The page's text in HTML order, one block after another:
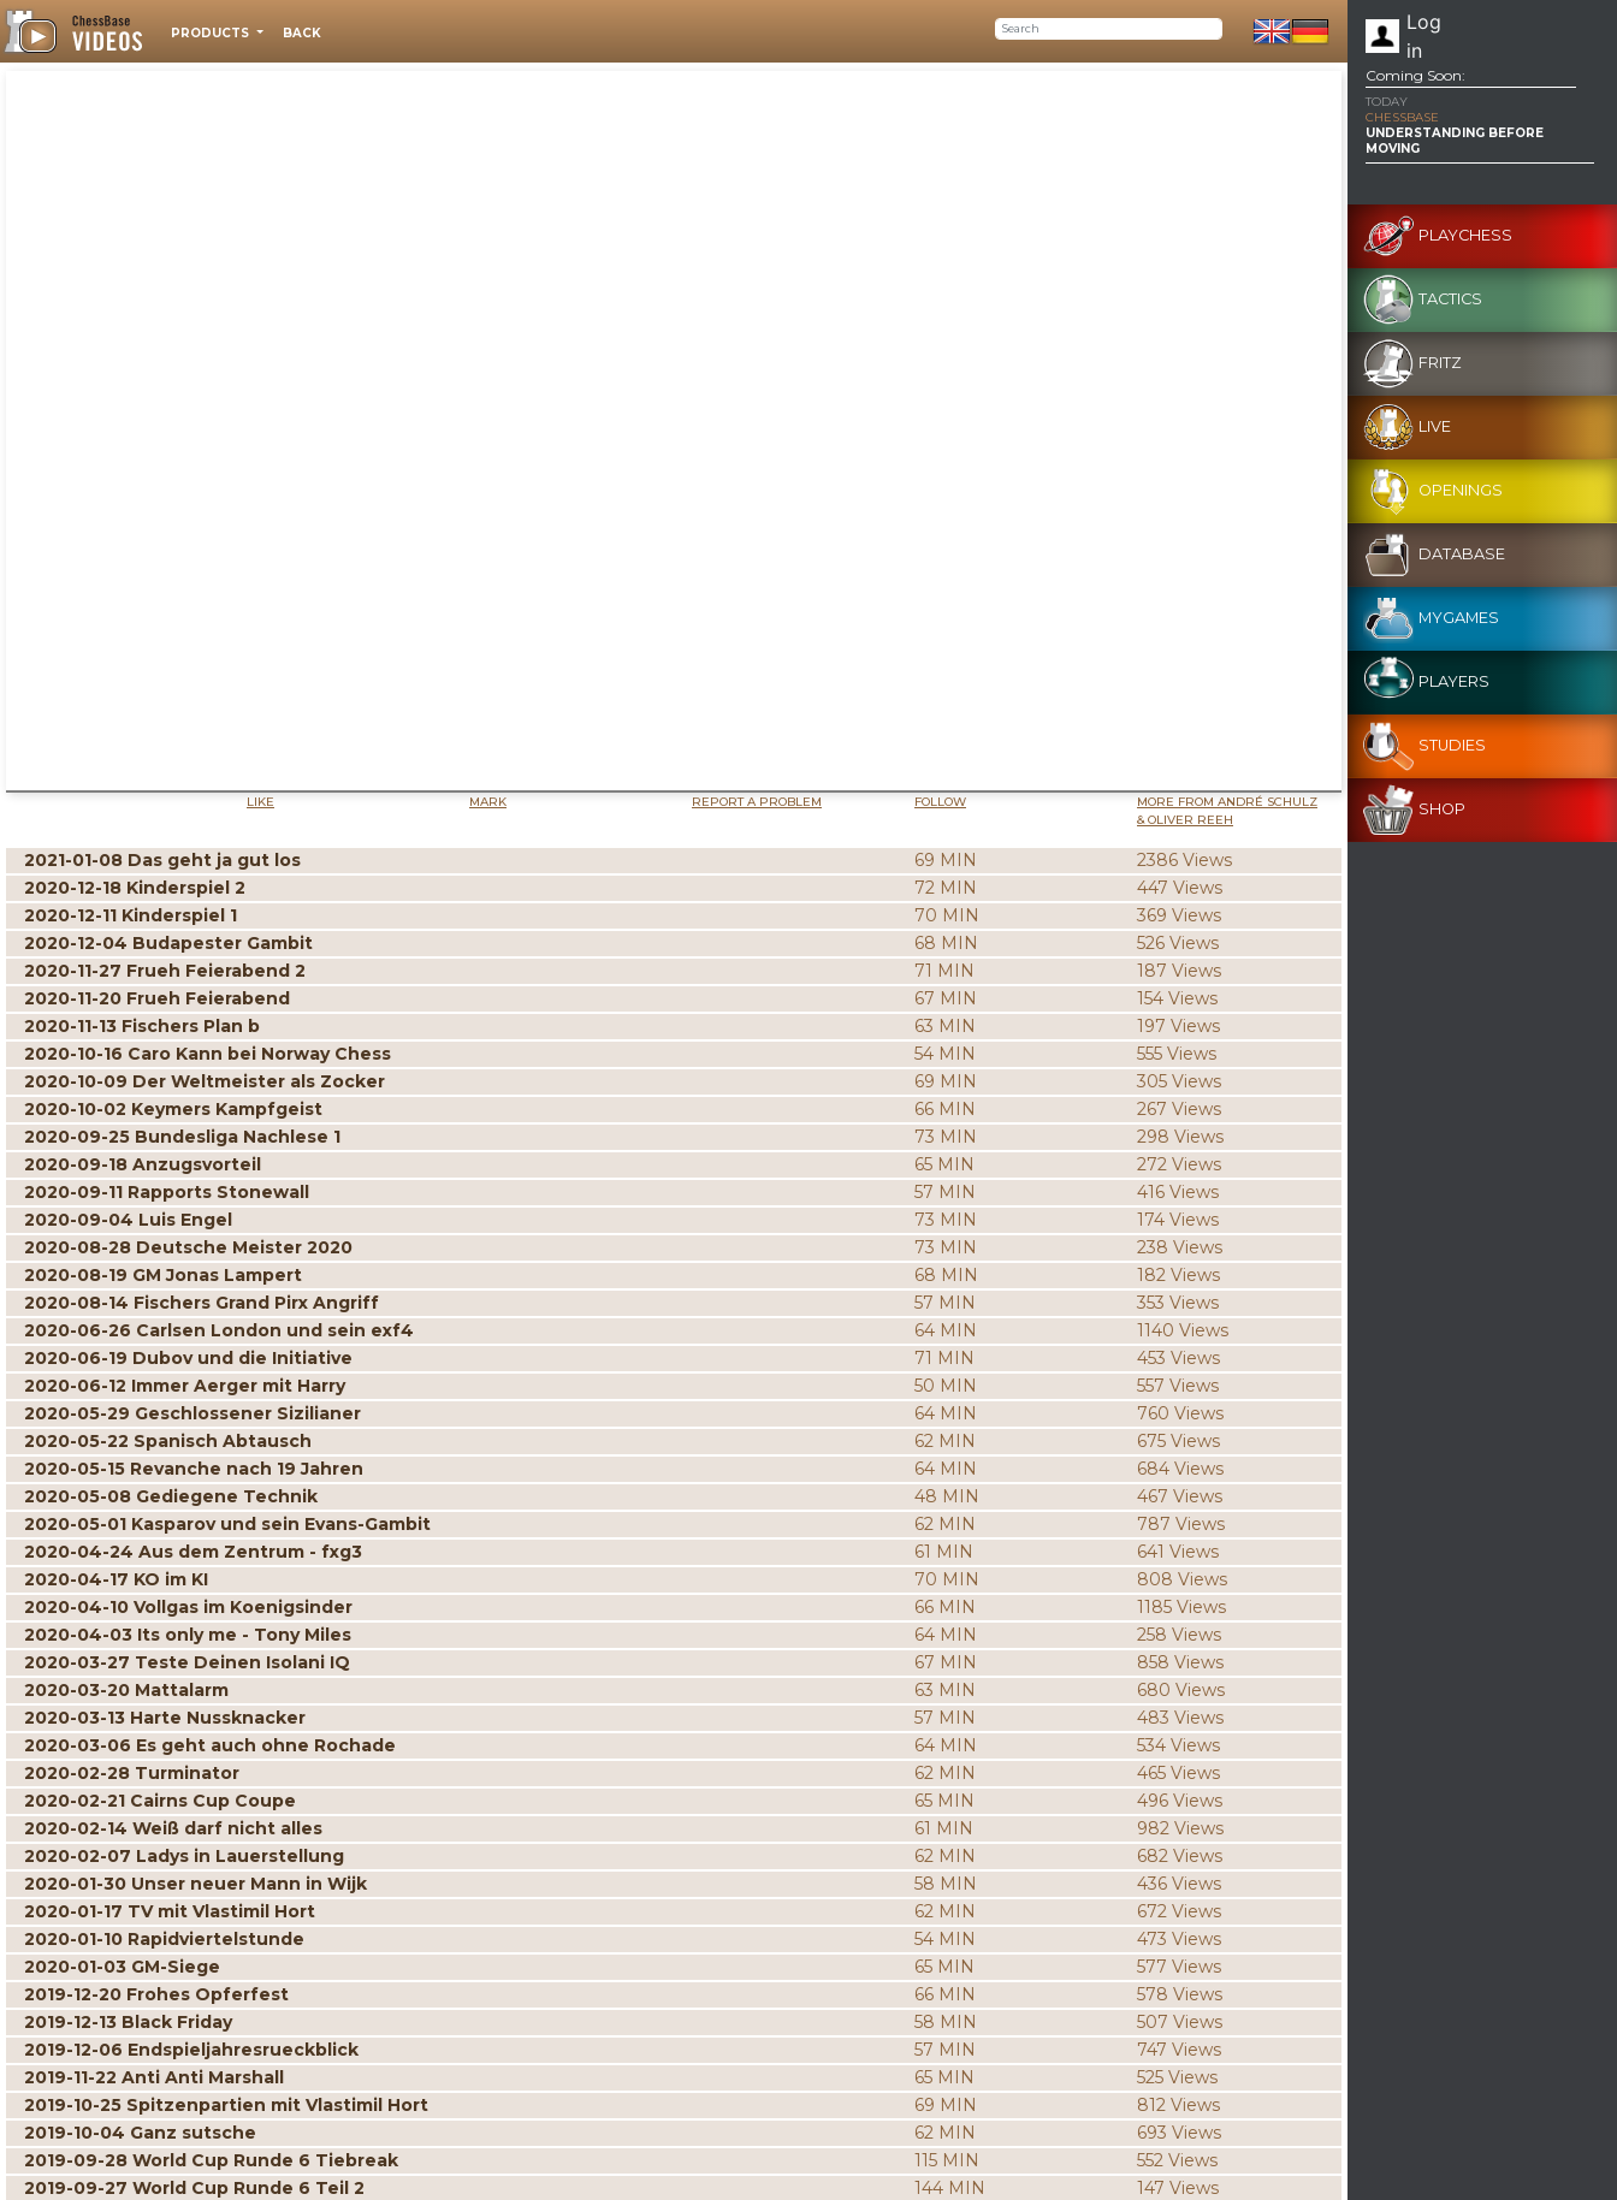
PRODUCTS BACK
Log
in
LIKE MARK REPORT A PROBLEM FOLLOW
MORE FROM ANDRÉ SCHULZ
& OLIVER REEH
2021-01-08 Das geht ja gut los 69 MIN
2386 Views
2020-12-18 Kinderspiel 2
72 MIN
447 Views
2020-12-11 Kinderspiel 1
70 MIN
369 Views
2020-12-04 Budapester Gambit
68 MIN
526 Views
2020-11-27 Frueh Feierabend 2
71 MIN
187 Views
2020-11-20 Frueh Feierabend
67 MIN
154 Views
2020-11-13 Fischers Plan b
63 MIN
197 Views
2020-10-16 Caro Kann bei Norway Chess
54 MIN
555 Views
2020-10-09 Der Weltmeister als Zocker
69 MIN
305 Views
2020-10-02 Keymers Kampfgeist
66 MIN
267 Views
2020-09-25 Bundesliga Nachlese 1
73 MIN
298 Views
2020-09-18 Anzugsvorteil
65 MIN
272 Views
2020-09-11 Rapports Stonewall
57 MIN
416 Views
2020-09-04 Luis Engel
73 MIN
174 Views
2020-08-28 Deutsche Meister 2020
73 MIN
238 Views
2020-08-19 GM Jonas Lampert
68 MIN
182 Views
2020-08-14 Fischers Grand Pirx Angriff
57 MIN
353 Views
2020-06-26 Carlsen London und sein exf4
64 MIN
1140 Views
2020-06-19 Dubov und die Initiative
71 MIN
453 Views
2020-06-12 Immer Aerger mit Harry
50 MIN
557 Views
2020-05-29 Geschlossener Sizilianer
64 MIN
760 Views
2020-05-22 Spanisch Abtausch
62 MIN
675 Views
2020-05-15 Revanche nach 19 Jahren
64 MIN
684 Views
2020-05-08 Gediegene Technik
48 MIN
467 Views
2020-05-01 Kasparov und sein Evans-Gambit
62 MIN
787 Views
2020-04-24 Aus dem Zentrum - fxg3
61 MIN
641 Views
2020-04-17 KO im KI
70 MIN
808 Views
2020-04-10 Vollgas im Koenigsinder
66 MIN
1185 Views
2020-04-03 Its only me - Tony Miles
64 MIN
258 Views
2020-03-27 Teste Deinen Isolani IQ
67 MIN
858 Views
2020-03-20 Mattalarm
63 MIN
680 Views
2020-03-13 Harte Nussknacker
57 MIN
483 Views
2020-03-06 Es geht auch ohne Rochade
64 MIN
534 Views
2020-02-28 Turminator
62 MIN
465 Views
2020-02-21 Cairns Cup Coupe
65 MIN
496 Views
2020-02-14 Weiß darf nicht alles
61 MIN
982 Views
2020-02-07 Ladys in Lauerstellung
62 MIN
682 Views
2020-01-30 Unser neuer Mann in Wijk
58 MIN
436 Views
2020-01-17 TV mit Vlastimil Hort
62 MIN
672 Views
2020-01-10 Rapidviertelstunde
54 MIN
473 Views
2020-01-03 GM-Siege
65 MIN
577 Views
2019-12-20 Frohes Opferfest
66 MIN
578 Views
2019-12-13 Black Friday
58 MIN
507 Views
2019-12-06 Endspieljahresrueckblick
57 MIN
747 Views
2019-11-22 Anti Anti Marshall
65 MIN
525 Views
2019-10-25 Spitzenpartien mit Vlastimil Hort
69 MIN
812 Views
2019-10-04 Ganz sutsche
62 MIN
693 Views
2019-09-28 World Cup Runde 6 Tiebreak
115 MIN
552 Views
2019-09-27 World Cup Runde 6 Teil 2
144 MIN
147 Views
Coming Soon:
TODAY
CHESSBASE
UNDERSTANDING BEFORE
MOVING
PLAYCHESS
TACTICS
FRITZ
LIVE
OPENINGS
DATABASE
MYGAMES
PLAYERS
STUDIES
SHOP